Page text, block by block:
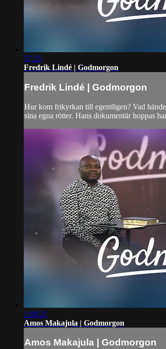
57:25
Fredrik Lindé | Godmorgon
Fredrik Lindé | Godmorgon
Hur kom frikyrkan till egentligen? Vad
sina egna rötter. Hans dokumentär hoppas
1:00:21
Amos Makajula | Godmorgon
Amos Makajula | Godmorgon